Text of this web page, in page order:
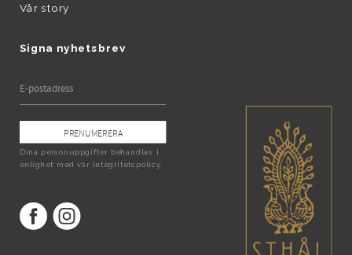
Vår story
Signa nyhetsbrev
PRENUMERERA
Dina personuppgifter behandlas i
enlighet med vår integritetspolicy.